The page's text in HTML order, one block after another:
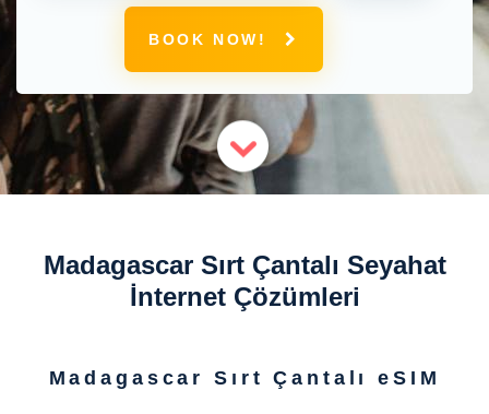
BOOK NOW!
Madagascar Sırt Çantalı Seyahat
İnternet Çözümleri
Madagascar Sırt Çantalı eSIM